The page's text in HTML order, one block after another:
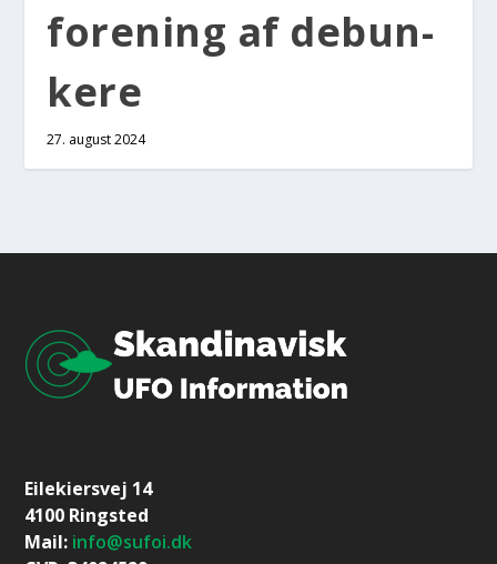
for­e­ning af debun­
ke­re
27. august 2024
Eilekiersvej 14
4100 Ringsted
Mail: info@sufoi.dk